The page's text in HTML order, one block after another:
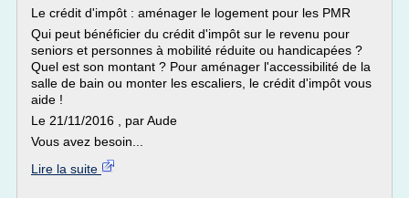
Le crédit d'impôt : aménager le logement pour les PMR
Qui peut bénéficier du crédit d'impôt sur le revenu pour
seniors et personnes à mobilité réduite ou handicapées ?
Quel est son montant ? Pour aménager l'accessibilité de la
salle de bain ou monter les escaliers, le crédit d'impôt vous
aide !
Le 21/11/2016 , par Aude
Vous avez besoin...
Lire la suite